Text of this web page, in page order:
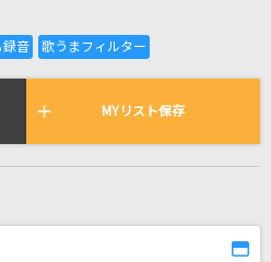
りれき
われている曲の一覧
Kiss～
MYリスト保存